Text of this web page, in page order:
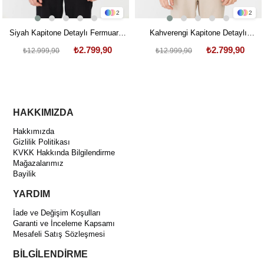
2
Siyah Kapitone Detaylı Fermuarlı
₺2.799,90
₺12.999,90
2
Kahverengi Kapitone Detaylı
₺2.799,90
₺12.999,90
HAKKIMIZDA
Hakkımızda
Gizlilik Politikası
KVKK Hakkında Bilgilendirme
Mağazalarımız
Bayilik
YARDIM
İade ve Değişim Koşulları
Garanti ve İnceleme Kapsamı
Mesafeli Satış Sözleşmesi
BİLGİLENDİRME